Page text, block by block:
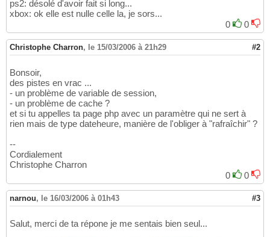
ps2: désolé d'avoir fait si long...
xbox: ok elle est nulle celle la, je sors...
0
0
Christophe Charron, le 15/03/2006 à 21h29 #2
Bonsoir,
des pistes en vrac ...
- un problème de variable de session,
- un problème de cache ?
et si tu appelles ta page php avec un paramètre qui ne sert à
rien mais de type dateheure, manière de l'obliger à "rafraîchir" ?
--
Cordialement
Christophe Charron
0
0
narnou, le 16/03/2006 à 01h43 #3
Salut, merci de ta répone je me sentais bien seul...